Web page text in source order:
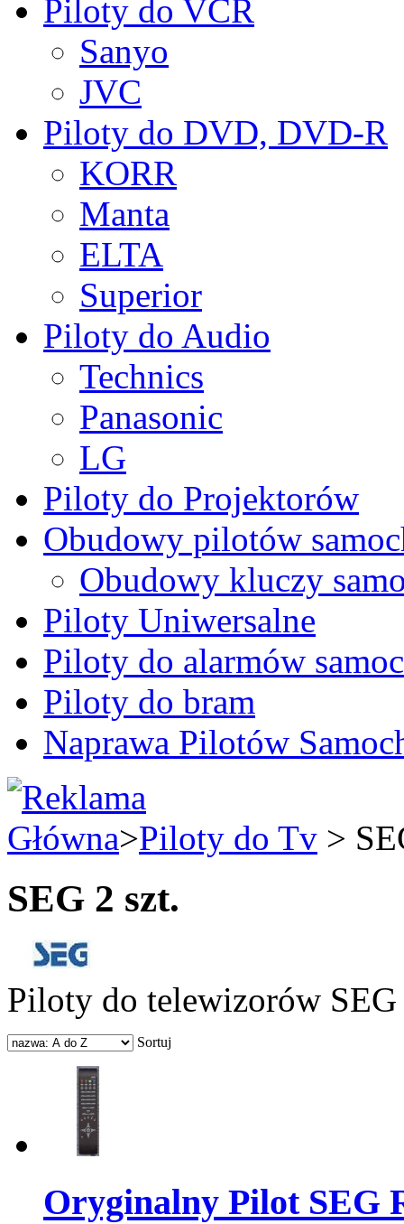
Piloty do VCR
Sanyo
JVC
Piloty do DVD, DVD-R
KORR
Manta
ELTA
Superior
Piloty do Audio
Technics
Panasonic
LG
Piloty do Projektorów
Obudowy pilotów
Obudowy kluczy
Piloty Uniwersalne
Piloty do alarmów
Piloty do bram
Naprawa Pilotów
Główna>Piloty do Tv >
SEG 2 szt.
Piloty do telewizorów SEG
Sortuj
Oryginalny Pilot SEG